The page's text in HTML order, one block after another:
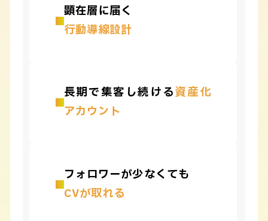
顕在層に届く
行動導線設計
長期で集客し続ける資産化
アカウント
フォロワーが少なくても
CVが取れる